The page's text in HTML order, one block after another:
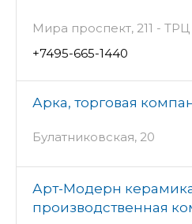
Мира проспект, 211 -
+7495-665-1440
Арка, торговая
Булатниковская, 20
Арт-Модерн
производственная